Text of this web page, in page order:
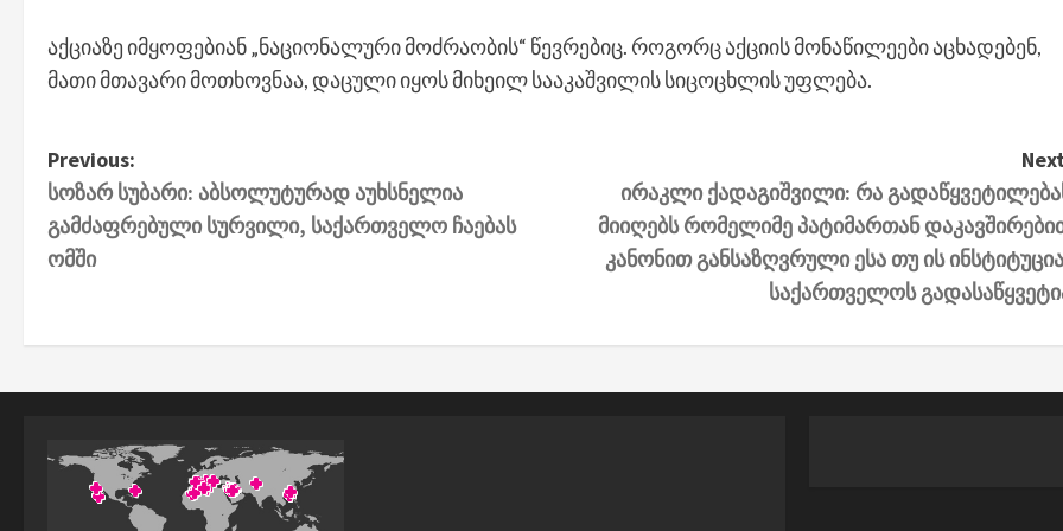
აქციაზე იმყოფებიან „ნაციონალური მოძრაობის“ წევრებიც. როგორც აქციის მონაწილეები აცხადებენ,
მათი მთავარი მოთხოვნაა, დაცული იყოს მიხეილ სააკაშვილის სიცოცხლის უფლება.
P
o
s
n
a
i
Previous:
სოზარ სუბარი: აბსოლუტურად აუხსნელია
გამძაფრებული სურვილი, საქართველო ჩაებას
ომში
ირაკლი ქადაგიშვილი: რა
მიიღებს რომელიმე პატიმართან
კანონით განსაზღვრული ესა თუ ის
საქართველოს